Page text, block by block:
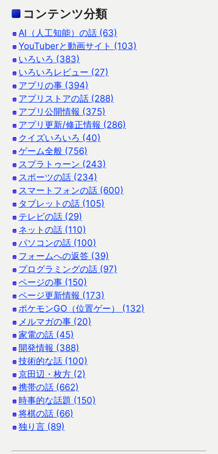
コンテンツ分類
AI（人工知能）の話 (63)
YouTuberと動画サイト (103)
いろいろ (383)
いろいろレビュー (27)
アプリの事 (394)
アプリストアの話 (288)
アプリ公開情報 (375)
アプリ更新/修正情報 (286)
クイズいろいろ (40)
ゲーム全般 (756)
スプラトゥーン (243)
スポーツの話 (234)
スマートフォンの話 (600)
タブレットの話 (105)
テレビの話 (29)
ネットの話 (110)
パソコンの話 (100)
フォームへの返答 (39)
プログラミングの話 (97)
ページの事 (150)
ページ更新情報 (173)
ポケモンGO（位置ゲー） (132)
メルマガの事 (20)
家電の話 (45)
開発情報 (388)
技術的な話 (100)
京田辺・枚方 (2)
携帯の話 (662)
時事的な話題 (150)
将棋の話 (66)
独り言 (89)